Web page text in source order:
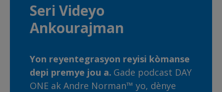
Seri Videyo
Ankourajman
Yon reyentegrasyon reyisi kòmanse
depi premye jou a. Gade podcast DAY
ONE ak Andre Norman™ yo, dènye